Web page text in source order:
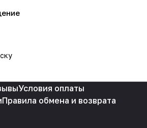
Условия оплаты
Правила обмена и возврата